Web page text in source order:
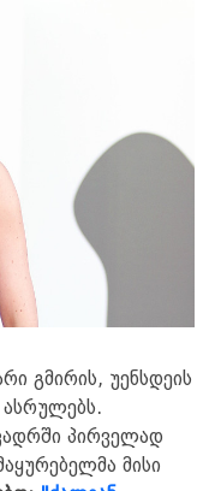
გმირის, უენსდეის
პირველად
მისი